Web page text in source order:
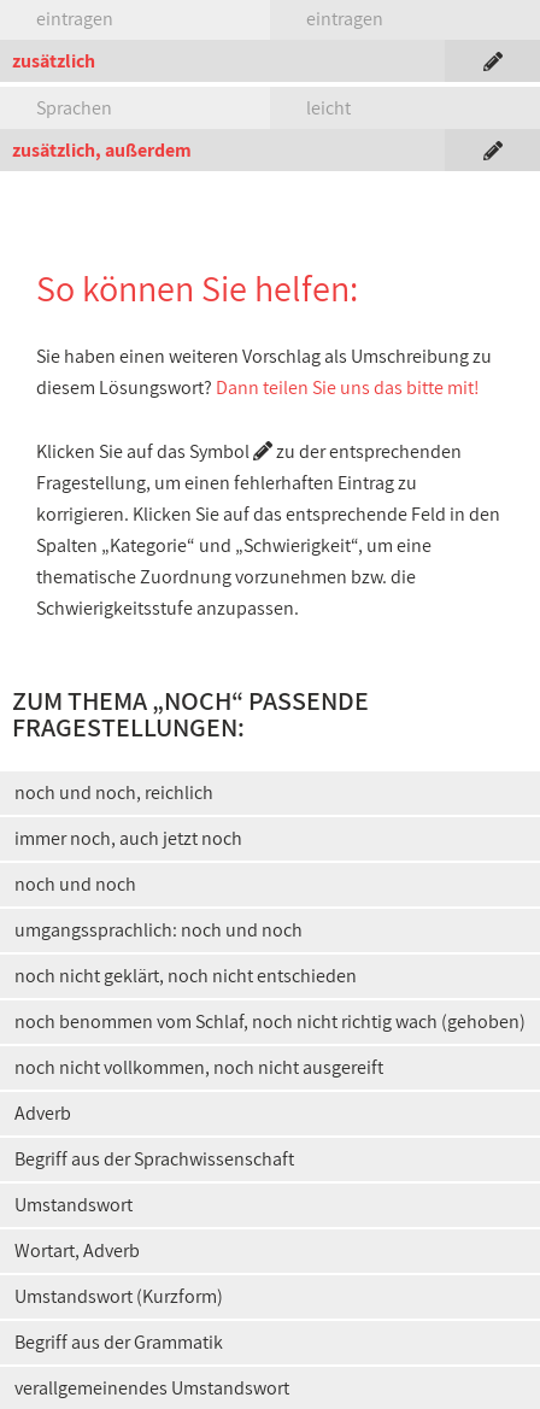
eintragen
eintragen
zusätzlich
Sprachen
leicht
zusätzlich, außerdem
So können Sie helfen:
Sie haben einen weiteren Vorschlag als Umschreibung zu
diesem Lösungswort? Dann teilen Sie uns das bitte mit!
Klicken Sie auf das Symbol
zu der entsprechenden
Fragestellung, um einen fehlerhaften Eintrag zu
korrigieren. Klicken Sie auf das entsprechende Feld in den
Spalten „Kategorie“ und „Schwierigkeit“, um eine
thematische Zuordnung vorzunehmen bzw. die
Schwierigkeitsstufe anzupassen.
ZUM THEMA „NOCH“ PASSENDE
FRAGESTELLUNGEN:
noch und noch, reichlich
immer noch, auch jetzt noch
noch und noch
umgangssprachlich: noch und noch
noch nicht geklärt, noch nicht entschieden
noch benommen vom Schlaf, noch nicht richtig wach (gehoben)
noch nicht vollkommen, noch nicht ausgereift
Adverb
Begriff aus der Sprachwissenschaft
Umstandswort
Wortart, Adverb
Umstandswort (Kurzform)
Begriff aus der Grammatik
verallgemeinendes Umstandswort